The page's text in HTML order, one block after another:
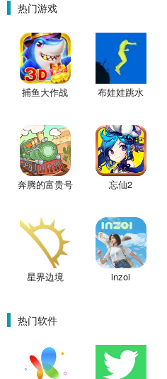
热门游戏
捕鱼大作战 布娃娃跳水
奔腾的富贵号 忘仙2
星界边境 inzoi
热门软件